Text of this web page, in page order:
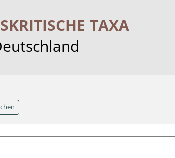
TAXA